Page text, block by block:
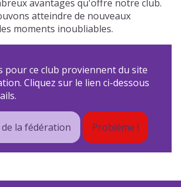
avantages qu'offre notre club.
atteindre de nouveaux
moments inoubliables.
pour ce club proviennent du site
Cliquez sur le lien ci-dessous
la fédération Problème !